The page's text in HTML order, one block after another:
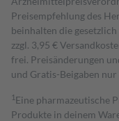
Preisempfehlung des
beinhalten die
zzgl. 3,95 €
frei. Preisänderungen
und Gratis-Beigaben
1 Eine pharmazeutische
Produkte in deinem